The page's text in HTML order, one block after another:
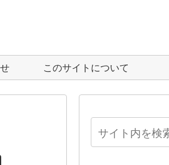
このサイトについて